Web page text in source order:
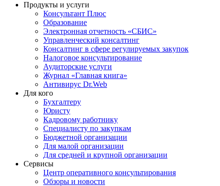
Продукты и услуги
Консультант Плюс
Образование
Электронная отчетность «СБИС»
Управленческий консалтинг
Консалтинг в сфере регулируемых закупок
Налоговое консультирование
Аудиторские услуги
Журнал «Главная книга»
Антивирус Dr.Web
Для кого
Бухгалтеру
Юристу
Кадровому работнику
Специалисту по закупкам
Бюджетной организации
Для малой организации
Для средней и крупной организации
Сервисы
Центр оперативного консультирования
Обзоры и новости